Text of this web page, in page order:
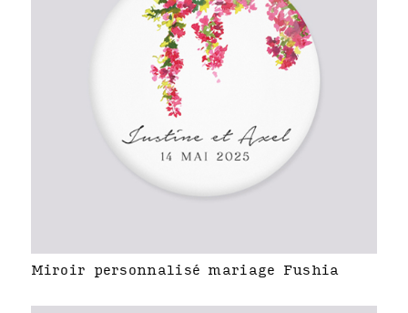
Miroir personnalisé mariage Fushia